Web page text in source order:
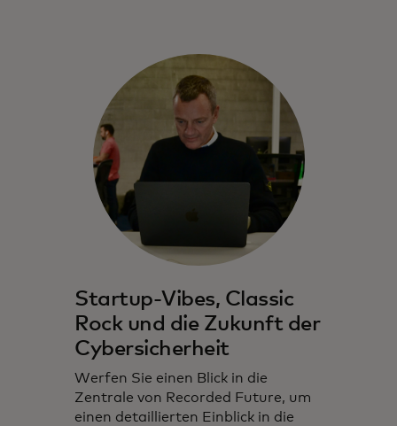
Startup-Vibes, Classic
Rock und die Zukunft der
Cybersicherheit
Werfen Sie einen Blick in die
Zentrale von Recorded Future, um
einen detaillierten Einblick in die